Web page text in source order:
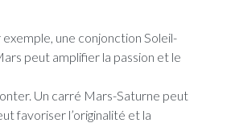
une conjonction Soleil-
peut amplifier la passion et le
Un carré Mars-Saturne peut
favoriser l’originalité et la